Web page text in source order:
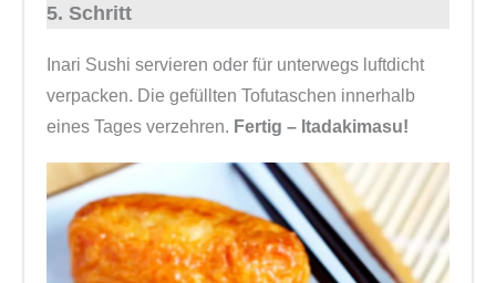
5. Schritt
Inari Sushi servieren oder für unterwegs luftdicht
verpacken. Die gefüllten Tofutaschen innerhalb
eines Tages verzehren. Fertig – Itadakimasu!